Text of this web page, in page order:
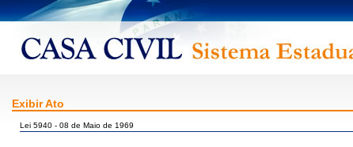
Exibir Ato
Lei 5940 - 08 de Maio de 1969